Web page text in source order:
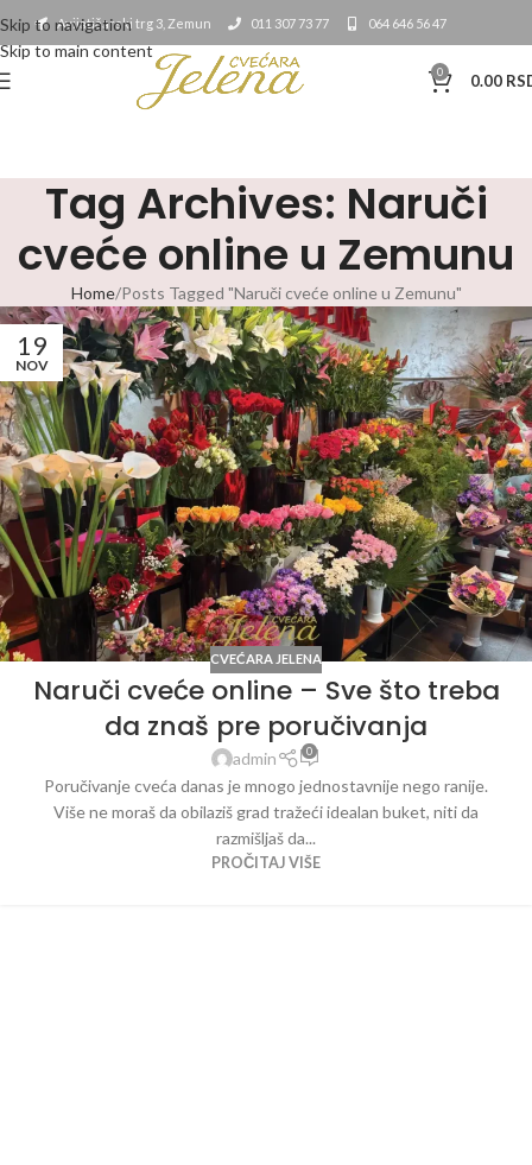
Skip to navigation
Skip to main content
Avijatičarski trg 3, Zemun 011 307 73 77 064 646 56 47
0 0.00
Tag Archives: Naruči
cveće online u Zemunu
Home Posts Tagged "Naruči cveće online u Zemunu"
19
NOV
CVEĆARA JELENA
Naruči cveće online – Sve što treba
da znaš pre poručivanja
admin 0
Poručivanje cveća danas je mnogo jednostavnije nego ranije.
Više ne moraš da obilaziš grad tražeći idealan buket, niti da
razmišljaš da...
PROČITAJ VIŠE